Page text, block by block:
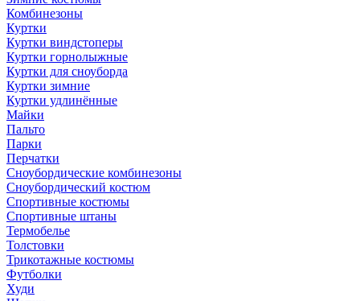
Комбинезоны
Куртки
Куртки виндстоперы
Куртки горнолыжные
Куртки для сноуборда
Куртки зимние
Куртки удлинённые
Майки
Пальто
Парки
Перчатки
Сноубордические комбинезоны
Сноубордический костюм
Спортивные костюмы
Спортивные штаны
Термобелье
Толстовки
Трикотажные костюмы
Футболки
Худи